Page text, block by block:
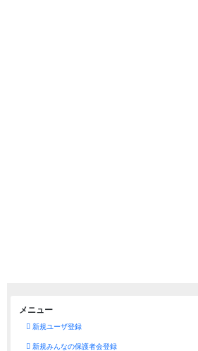
メニュー
新規ユーザ登録
新規みんなの保護者会登録